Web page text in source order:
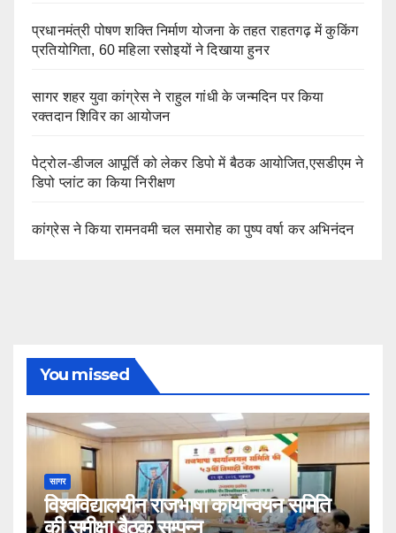
प्रधानमंत्री पोषण शक्ति निर्माण योजना के तहत राहतगढ़ में कुकिंग
प्रतियोगिता, 60 महिला रसोइयों ने दिखाया हुनर
सागर शहर युवा कांग्रेस ने राहुल गांधी के जन्मदिन पर किया
रक्तदान शिविर का आयोजन
पेट्रोल-डीजल आपूर्ति को लेकर डिपो में बैठक आयोजित,एसडीएम ने
डिपो प्लांट का किया निरीक्षण
कांग्रेस ने किया रामनवमी चल समारोह का पुष्प वर्षा कर अभिनंदन
You missed
सागर
विश्वविद्यालयीन राजभाषा कार्यान्वयन समिति
की समीक्षा बैठक सम्पन्न